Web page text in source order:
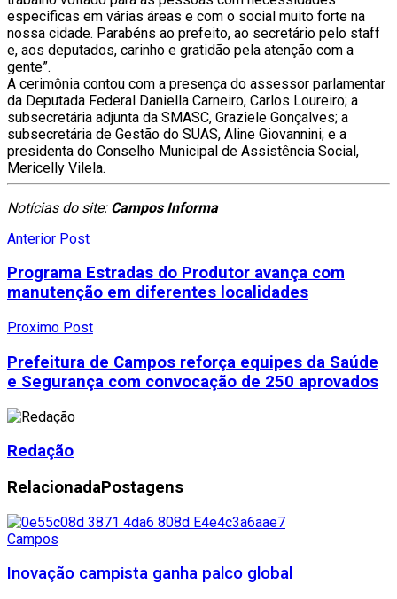
especificas em várias áreas e com o social muito forte na
nossa cidade. Parabéns ao prefeito, ao secretário pelo staff
e, aos deputados, carinho e gratidão pela atenção com a
gente”.
A cerimônia contou com a presença do assessor parlamentar
da Deputada Federal Daniella Carneiro, Carlos Loureiro; a
subsecretária adjunta da SMASC, Graziele Gonçalves; a
subsecretária de Gestão do SUAS, Aline Giovannini; e a
presidenta do Conselho Municipal de Assistência Social,
Mericelly Vilela.
Notícias do site: Campos Informa
Anterior Post
Programa Estradas do Produtor avança com
manutenção em diferentes localidades
Proximo Post
Prefeitura de Campos reforça equipes da Saúde
e Segurança com convocação de 250 aprovados
Redação
RelacionadaPostagens
Campos
Inovação campista ganha palco global